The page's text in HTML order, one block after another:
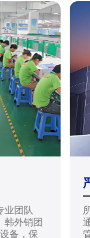
业团队
韩外销团
备，保